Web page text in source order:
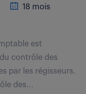
18 mois
est
contrôle des
par les régisseurs.
des...